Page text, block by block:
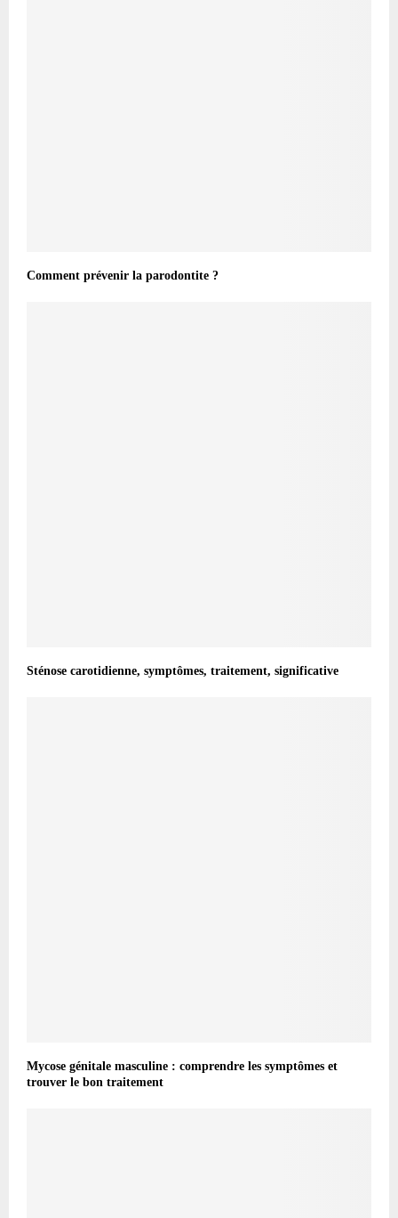
Comment prévenir la parodontite ?
Sténose carotidienne, symptômes, traitement, significative
Mycose génitale masculine : comprendre les symptômes et
trouver le bon traitement